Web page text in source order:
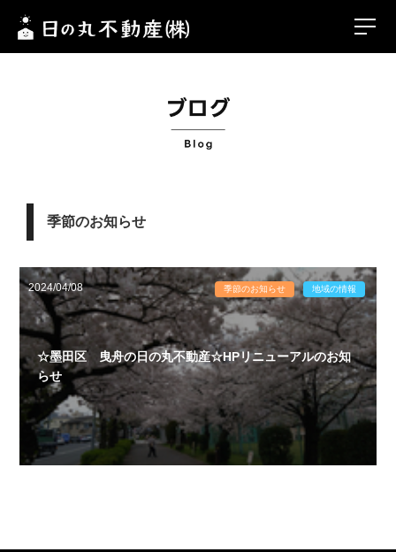
季節のお知らせ
2024/04/08 季節のお知らせ 地域の情報
☆墨田区 曳舟の日の丸不動産☆HPリニューアルのお知
らせ